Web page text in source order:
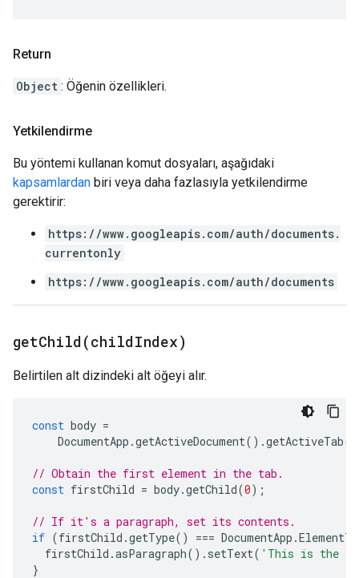
Return
Object : Öğenin özellikleri.
Yetkilendirme
Bu yöntemi kullanan komut dosyaları, aşağıdaki
kapsamlardan biri veya daha fazlasıyla yetkilendirme
gerektirir:
https://www.googleapis.com/auth/documents.
currentonly
https://www.googleapis.com/auth/documents
getChild(childIndex)
Belirtilen alt dizindeki alt öğeyi alır.
const body =
DocumentApp .getActiveDocument().getActiveTab
// Obtain the first element in the tab.
const firstChild = body.getChild(0);
// If it's a paragraph, set its contents.
if (firstChild .getType() === DocumentApp .
firstChild .asParagraph(). setText( 'This is the
}